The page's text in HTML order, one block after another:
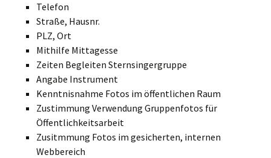
Telefon
Straße, Hausnr.
PLZ, Ort
Mithilfe Mittagesse
Zeiten Begleiten Sternsingergruppe
Angabe Instrument
Kenntnisnahme Fotos im öffentlichen Raum
Zustimmung Verwendung Gruppenfotos für
Öffentlichkeitsarbeit
Zusitmmung Fotos im gesicherten, internen
Webbereich